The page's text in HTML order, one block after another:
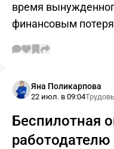
время
финансовым
Яна Поликарпова
22 июл. в 09:04
Беспилотная
работодателю